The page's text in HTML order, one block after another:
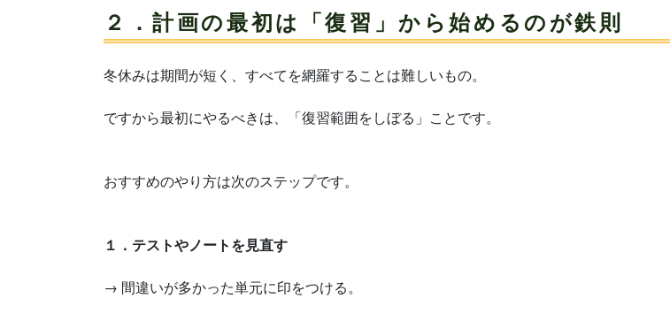
２．計画の最初は「復習」から始めるのが鉄則
冬休みは期間が短く、すべてを網羅することは難しいもの。
ですから最初にやるべきは、「復習範囲をしぼる」ことです。
おすすめのやり方は次のステップです。
１．テストやノートを見直す
→ 間違いが多かった単元に印をつける。